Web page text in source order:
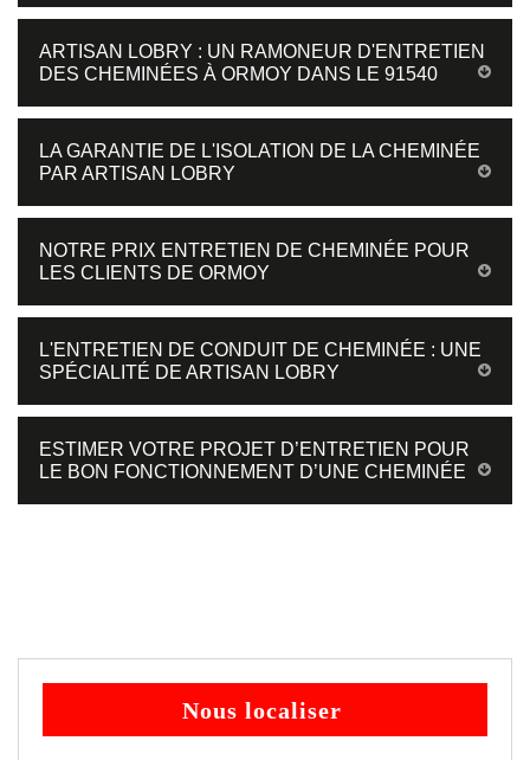
ARTISAN LOBRY : UN RAMONEUR D'ENTRETIEN
DES CHEMINÉES À ORMOY DANS LE 91540
LA GARANTIE DE L'ISOLATION DE LA CHEMINÉE
PAR ARTISAN LOBRY
NOTRE PRIX ENTRETIEN DE CHEMINÉE POUR
LES CLIENTS DE ORMOY
L'ENTRETIEN DE CONDUIT DE CHEMINÉE : UNE
SPÉCIALITÉ DE ARTISAN LOBRY
ESTIMER VOTRE PROJET D’ENTRETIEN POUR
LE BON FONCTIONNEMENT D’UNE CHEMINÉE
Nous localiser